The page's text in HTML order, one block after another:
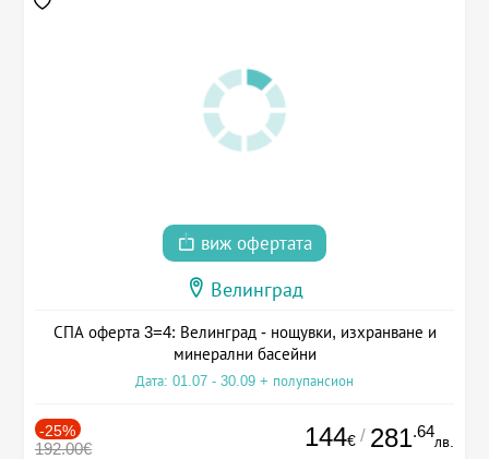
виж офертата
Велинград
СПА оферта 3=4: Велинград - нощувки, изхранване и
минерални басейни
Дата: 01.07 - 30.09 + полупансион
-25%
192.00€ 144€ / 281.64
лв.